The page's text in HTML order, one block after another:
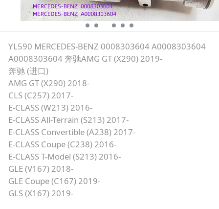
YL590 MERCEDES-BENZ 0008303604 A0008303604
A0008303604 奔驰AMG GT (X290) 2019-
奔驰 (进口)
AMG GT (X290) 2018-
CLS (C257) 2017-
E-CLASS (W213) 2016-
E-CLASS All-Terrain (S213) 2017-
E-CLASS Convertible (A238) 2017-
E-CLASS Coupe (C238) 2016-
E-CLASS T-Model (S213) 2016-
GLE (V167) 2018-
GLE Coupe (C167) 2019-
GLS (X167) 2019-